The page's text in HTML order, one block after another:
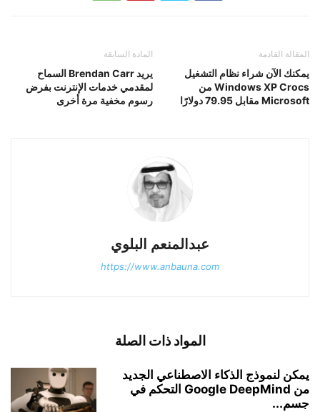
المادة السابقة
يريد Brendan Carr السماح
لمقدمي خدمات الإنترنت بفرض
رسوم مخفية مرة أخرى
المقالة القادمة
يمكنك الآن شراء نظام التشغيل
Windows XP Crocs من
Microsoft مقابل 79.95 دولارًا
عبدالمنعم البلوي
https://www.anbauna.com
المواد ذات الصلة
يمكن لنموذج الذكاء الاصطناعي الجديد
من Google DeepMind التحكم في
جسم...